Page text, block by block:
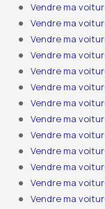
Vendre ma
Vendre ma
Vendre ma
Vendre ma
Vendre ma
Vendre ma
Vendre ma
Vendre ma
Vendre ma
Vendre ma
Vendre ma
Vendre ma
Vendre ma